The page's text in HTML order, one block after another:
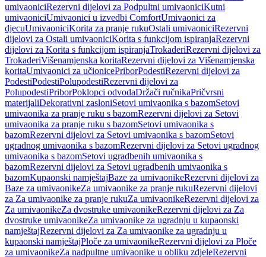
umivaoniciRezervni dijelovi za Podpultni umivaoniciKutni
umivaoniciUmivaonici u izvedbi ComfortUmivaonici za
djecuUmivaoniciKorita za pranje rukuOstali umivaoniciRezervni
dijelovi za Ostali umivaoniciKorita s funkcijom ispiranjaRezervni
dijelovi za Korita s funkcijom ispiranjaTrokaderiRezervni dijelovi za
TrokaderiVišenamjenska koritaRezervni dijelovi za Višenamjenska
koritaUmivaonici za učionicePriborPodestiRezervni dijelovi za
PodestiPodestiPolupodestiRezervni dijelovi za
PolupodestiPriborPoklopci odvodaDržači ručnikaPričvrsni
materijaliDekorativni zasloniSetovi umivaonika s bazomSetovi
umivaonika za pranje ruku s bazomRezervni dijelovi za Setovi
umivaonika za pranje ruku s bazomSetovi umivaonika s
bazomRezervni dijelovi za Setovi umivaonika s bazomSetovi
ugradnog umivaonika s bazomRezervni dijelovi za Setovi ugradnog
umivaonika s bazomSetovi ugradbenih umivaonika s
bazomRezervni dijelovi za Setovi ugradbenih umivaonika s
bazomKupaonski namještajBaze za umivaonikeRezervni dijelovi za
Baze za umivaonikeZa umivaonike za pranje rukuRezervni dijelovi
za Za umivaonike za pranje rukuZa umivaonikeRezervni dijelovi za
Za umivaonikeZa dvostruke umivaonikeRezervni dijelovi za Za
dvostruke umivaonikeZa umivaonike za ugradnju u kupaonski
namještajRezervni dijelovi za Za umivaonike za ugradnju u
kupaonski namještajPloče za umivaonikeRezervni dijelovi za Ploče
za umivaonikeZa nadpultne umivaonike u obliku zdjeleRezervni